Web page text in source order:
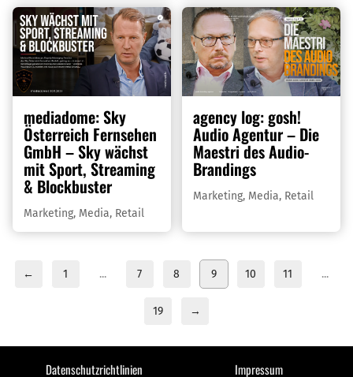
mediadome: Sky
Österreich Fernsehen
GmbH – Sky wächst
mit Sport, Streaming
& Blockbuster
Marketing, Media, Retail
agency log: gosh!
Audio Agentur – Die
Maestri des Audio-
Brandings
Marketing, Media, Retail
← 1 ... 7 8 9 10 11 ...
19 →
Datenschutzrichtlinien Impressum